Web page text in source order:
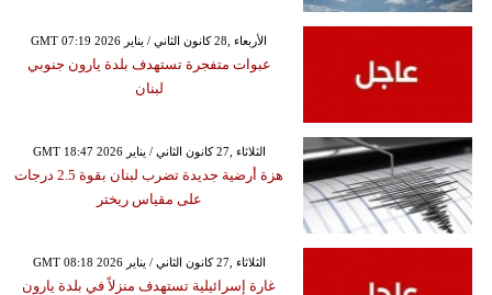
GMT 07:19 2026 الأربعاء ,28 كانون الثاني / يناير
عبوات متفجرة تستهدف بلدة يارون جنوبي
لبنان
GMT 18:47 2026 الثلاثاء ,27 كانون الثاني / يناير
هزة أرضية جديدة تضرب لبنان بقوة 2.5 درجات
على مقياس ريختر
GMT 08:18 2026 الثلاثاء ,27 كانون الثاني / يناير
غارة إسرائيلية تستهدف منزلاً في بلدة يارون